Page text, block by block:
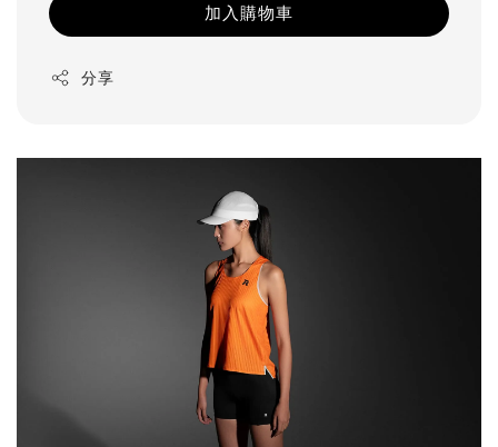
加入購物車
分享